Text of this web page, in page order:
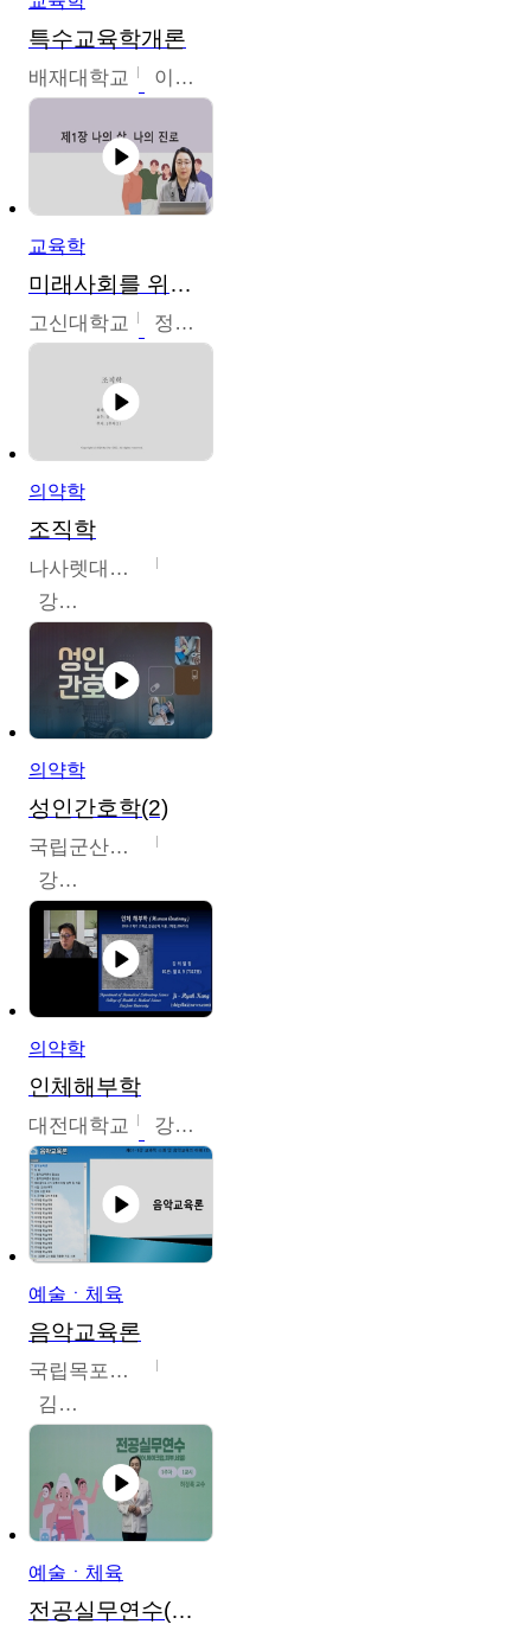
특수교육학개론
배재대학교 이현주
교육학
미래사회를 위한 진로 탐색 및 설계
고신대학교 정주영
의약학
조직학
나사렛대학교
강지언
의약학
성인간호학(2)
국립군산대학교
강경아
의약학
인체해부학
대전대학교 강지혁
예술ㆍ체육
음악교육론
국립목포대학교
김신영
예술ㆍ체육
전공실무연수(헤어,메이크업,피부,네일)